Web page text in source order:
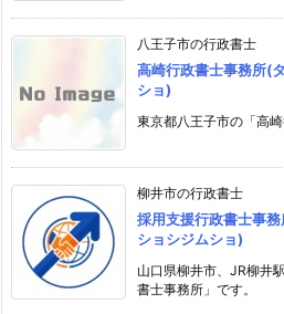
八王子市の行政書士
高崎行政書士事務所(
ショ)
東京都八王子市の「高
柳井市の行政書士
採用支援行政書士事
ショシジムショ)
山口県柳井市、JR柳井
書士事務所」です。